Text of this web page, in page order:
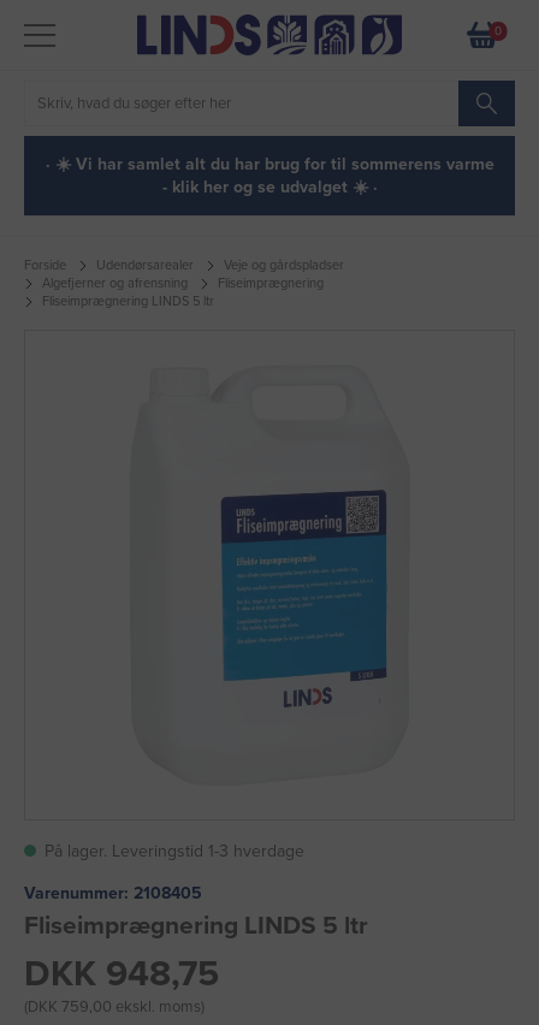
0
· ☀️ Vi har samlet alt du har brug for til sommerens varme
- klik her og se udvalget ☀️ ·
Forside Udendørsarealer
Veje og gårdspladser
Algefjerner og afrensning
Fliseimprægnering
Fliseimprægnering LINDS 5 ltr
På lager. Leveringstid 1-3 hverdage
Varenummer: 2108405
Fliseimprægnering LINDS 5 ltr
DKK 948,75
(DKK 759,00 ekskl. moms)